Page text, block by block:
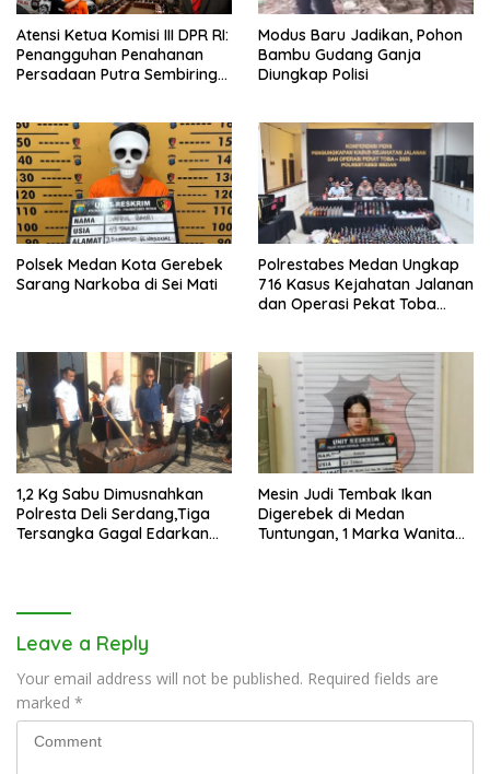
Atensi Ketua Komisi III DPR RI:
Penangguhan Penahanan
Persadaan Putra Sembiring
Modus Baru Jadikan, Pohon
Bambu Gudang Ganja
Diungkap Polisi
Polsek Medan Kota Gerebek
Sarang Narkoba di Sei Mati
Polrestabes Medan Ungkap
716 Kasus Kejahatan Jalanan
dan Operasi Pekat Toba
1,2 Kg Sabu Dimusnahkan
Polresta Deli Serdang,Tiga
Tersangka Gagal Edarkan
Mesin Judi Tembak Ikan
Digerebek di Medan
Tuntungan, 1 Marka Wanita
Leave a Reply
Your email address will not be published. Required fields are
marked *